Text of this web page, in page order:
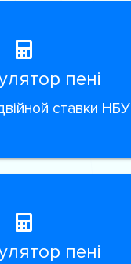
пені
ставки НБУ
пені